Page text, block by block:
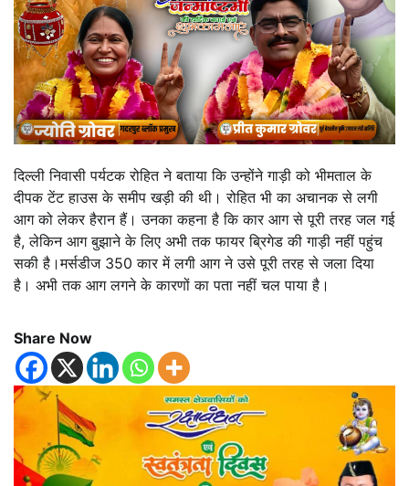
दिल्ली निवासी पर्यटक रोहित ने बताया कि उन्होंने गाड़ी को भीमताल के
दीपक टेंट हाउस के समीप खड़ी की थी। रोहित भी का अचानक से लगी
आग को लेकर हैरान हैं। उनका कहना है कि कार आग से पूरी तरह जल गई
है, लेकिन आग बुझाने के लिए अभी तक फायर ब्रिगेड की गाड़ी नहीं पहुंच
सकी है।मर्सडीज 350 कार में लगी आग ने उसे पूरी तरह से जला दिया
है। अभी तक आग लगने के कारणों का पता नहीं चल पाया है।
Share Now